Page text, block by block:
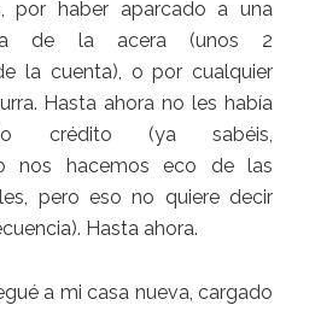
por haber aparcado a una
de la acera (unos 2
la cuenta), o por cualquier
Hasta ahora no les había
crédito (ya sabéis,
nos hacemos eco de las
pero eso no quiere decir
Hasta ahora.
a mi casa nueva, cargado